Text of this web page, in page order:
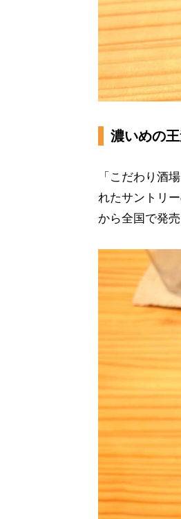
濃いめの
「こだわり酒
れたサントリ
から全国で発